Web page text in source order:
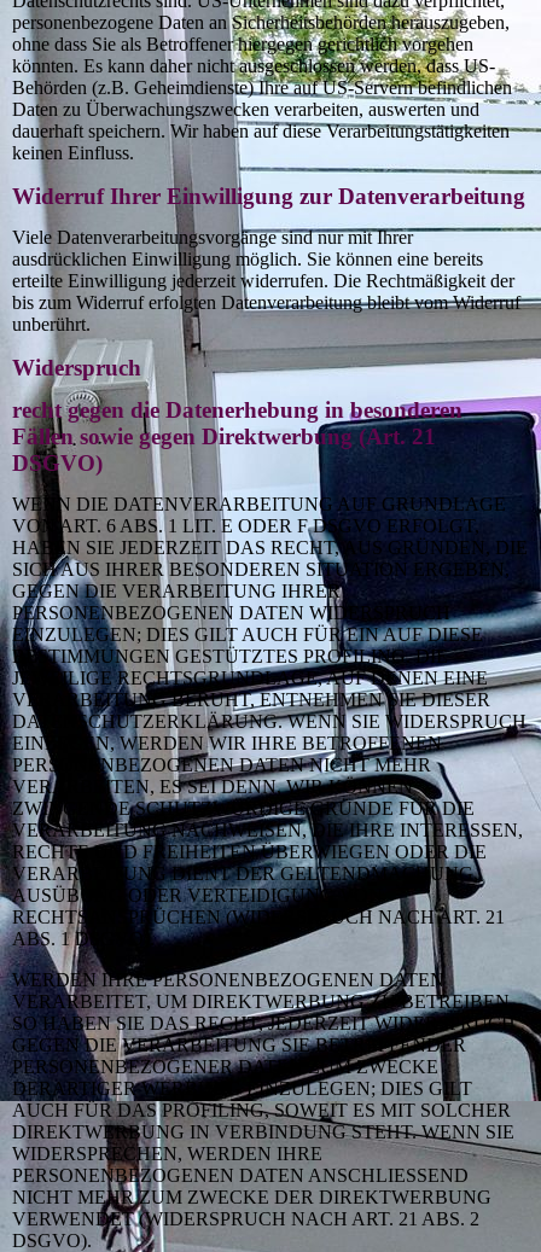
personenbezogene Daten an Sicherheitsbehörden herauszugeben,
ohne dass Sie als Betroffener hiergegen gerichtlich vorgehen
könnten. Es kann daher nicht ausgeschlossen werden, dass US-
Behörden (z.B. Geheimdienste) Ihre auf US-Servern befindlichen
Daten zu Überwachungszwecken verarbeiten, auswerten und
dauerhaft speichern. Wir haben auf diese Verarbeitungstätigkeiten
keinen Einfluss.
Widerruf Ihrer Einwilligung zur Datenverarbeitung
Viele Datenverarbeitungsvorgänge sind nur mit Ihrer
ausdrücklichen Einwilligung möglich. Sie können eine bereits
erteilte Einwilligung jederzeit widerrufen. Die Rechtmäßigkeit der
bis zum Widerruf erfolgten Datenverarbeitung bleibt vom Widerruf
unberührt.
Widerspruch
recht gegen die Datenerhebung in besonderen
Fällen sowie gegen Direktwerbung (Art. 21
DSGVO)
WENN DIE DATENVERARBEITUNG AUF GRUNDLAGE
VON ART. 6 ABS. 1 LIT. E ODER F DSGVO ERFOLGT,
HABEN SIE JEDERZEIT DAS RECHT, AUS GRÜNDEN, DIE
SICH AUS IHRER BESONDEREN SITUATION ERGEBEN,
GEGEN DIE VERARBEITUNG IHRER
PERSONENBEZOGENEN DATEN WIDERSPRUCH
EINZULEGEN; DIES GILT AUCH FÜR EIN AUF DIESE
BESTIMMUNGEN GESTÜTZTES PROFILING. DIE
JEWEILIGE RECHTSGRUNDLAGE, AUF DENEN EINE
VERARBEITUNG BERUHT, ENTNEHMEN SIE DIESER
DATENSCHUTZERKLÄRUNG. WENN SIE WIDERSPRUCH
EINLEGEN, WERDEN WIR IHRE BETROFFENEN
PERSONENBEZOGENEN DATEN NICHT MEHR
VERARBEITEN, ES SEI DENN, WIR KÖNNEN
ZWINGENDE SCHUTZWÜRDIGE GRÜNDE FÜR DIE
VERARBEITUNG NACHWEISEN, DIE IHRE INTERESSEN,
RECHTE UND FREIHEITEN ÜBERWIEGEN ODER DIE
VERARBEITUNG DIENT DER GELTENDMACHUNG,
AUSÜBUNG ODER VERTEIDIGUNG VON
RECHTSANSPRÜCHEN (WIDERSPRUCH NACH ART. 21
ABS. 1 DSGVO).
WERDEN IHRE PERSONENBEZOGENEN DATEN
VERARBEITET, UM DIREKTWERBUNG ZU BETREIBEN,
SO HABEN SIE DAS RECHT, JEDERZEIT WIDERSPRUCH
GEGEN DIE VERARBEITUNG SIE BETREFFENDER
PERSONENBEZOGENER DATEN ZUM ZWECKE
DERARTIGER WERBUNG EINZULEGEN; DIES GILT
AUCH FÜR DAS PROFILING, SOWEIT ES MIT SOLCHER
DIREKTWERBUNG IN VERBINDUNG STEHT. WENN SIE
WIDERSPRECHEN, WERDEN IHRE
PERSONENBEZOGENEN DATEN ANSCHLIESSEND
NICHT MEHR ZUM ZWECKE DER DIREKTWERBUNG
VERWENDET (WIDERSPRUCH NACH ART. 21 ABS. 2
DSGVO).